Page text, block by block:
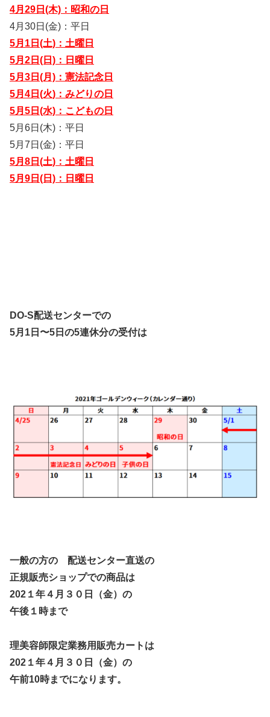
4月29日(木)：昭和の日
4月30日(金)：平日
5月1日(土)：土曜日
5月2日(日)：日曜日
5月3日(月)：憲法記念日
5月4日(火)：みどりの日
5月5日(水)：こどもの日
5月6日(木)：平日
5月7日(金)：平日
5月8日(土)：土曜日
5月9日(日)：日曜日
DO-S配送センターでの
5月1日〜5日の5連休分の受付は
一般の方の 配送センター直送の
正規販売ショップでの商品は
202１年４月３０日（金）の
午後１時まで
理美容師限定業務用販売カートは
202１年４月３０日（金）の
午前10時までになります。